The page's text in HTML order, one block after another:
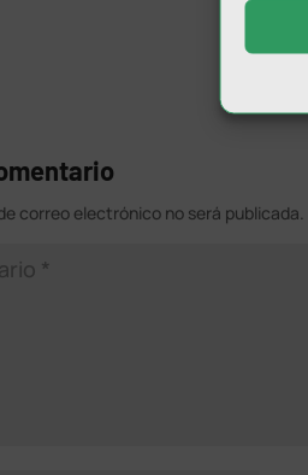
correo electrónico no será publicada.